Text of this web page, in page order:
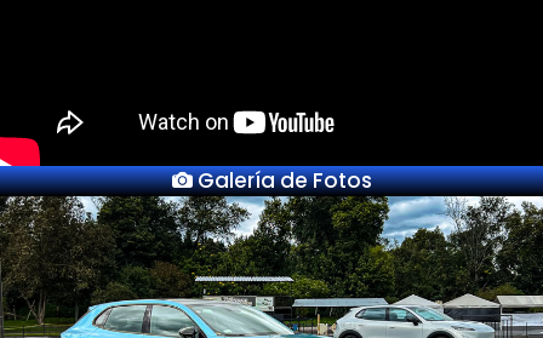
Galería de Fotos